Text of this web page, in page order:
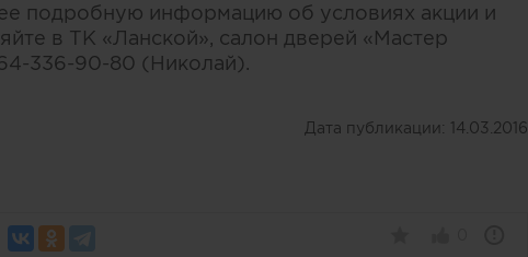
подробную информацию об условиях акции и
в ТК «Ланской», салон дверей «Мастер
336-90-80 (Николай).
Дата публикации: 14.03.2016